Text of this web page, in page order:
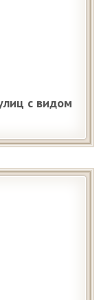
с видом